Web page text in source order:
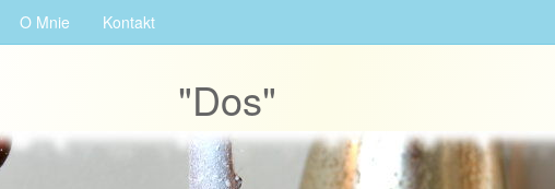
O Mnie Kontakt
"Dos"